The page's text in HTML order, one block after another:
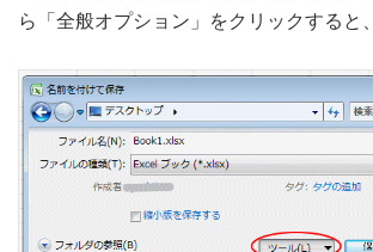
ら「全般オプション」をクリックすると、